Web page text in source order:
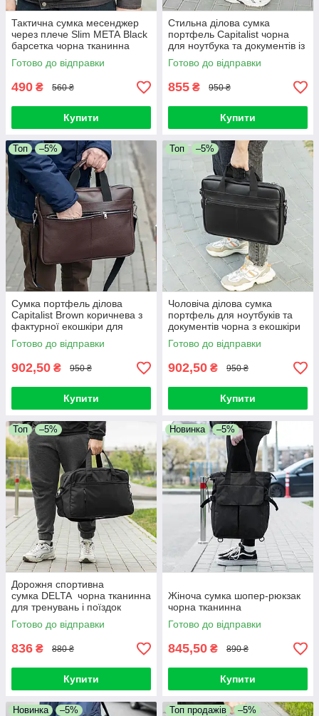
Тактична сумка месенджер
через плече Slim META Black
барсетка чорна тканинна
Готово до відправки
490 ₴ 560 ₴
Купити
Стильна ділова сумка
портфель Capitalist чорна
для ноутбука та документів із
еко-шкіри якісна
Готово до відправки
855 ₴ 950 ₴
Купити
Топ –5%
Сумка портфель ділова
Capitalist Brown коричнева з
фактурної екошкіри для
ноутбука 15.6 та документів
А4
Готово до відправки
902,50 ₴ 950 ₴
Купити
Топ –5%
Чоловіча ділова сумка
портфель для ноутбуків та
документів чорна з екошкіри
Capitalist
Готово до відправки
902,50 ₴ 950 ₴
Купити
Топ –5%
Дорожня спортивна
сумка DELTA чорна тканинна
для тренувань і поїздок
молодіжна на 30 літрів
Готово до відправки
836 ₴ 880 ₴
Купити
Новинка –5%
Жіноча сумка шопер-рюкзак
чорна тканинна
Готово до відправки
845,50 ₴ 890 ₴
Купити
Новинка –5% Топ продажів –5%